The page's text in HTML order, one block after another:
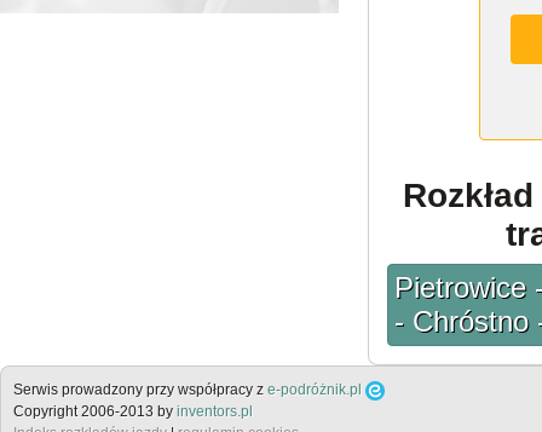
Pietrowice
- Chróstno
Serwis prowadzony przy współpracy z e-podróżnik.pl
Copyright 2006-2013 by inventors.pl